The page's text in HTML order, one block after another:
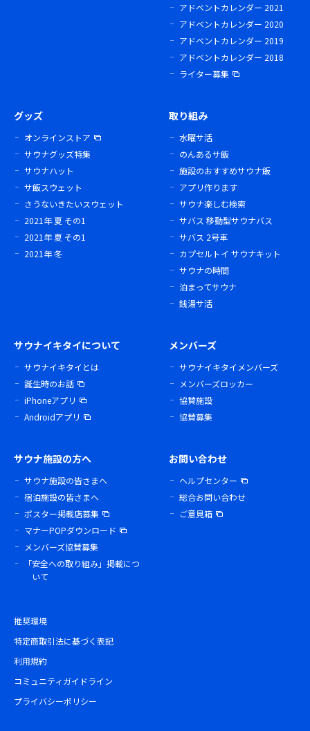
アドベントカレンダー 2021
アドベントカレンダー 2020
アドベントカレンダー 2019
アドベントカレンダー 2018
ライター募集
グッズ
オンラインストア
サウナグッズ特集
サウナハット
サ飯スウェット
さうないきたいスウェット
2021年 夏 その1
2021年 夏 その1
2021年 冬
取り組み
水曜サ活
のんあるサ飯
施設のおすすめサウナ飯
アプリ作ります
サウナ楽しむ検索
サバス 移動型サウナバス
サバス 2号車
カプセルトイ サウナキット
サウナの時間
泊まってサウナ
銭湯サ活
サウナイキタイについて
サウナイキタイとは
誕生時のお話
iPhoneアプリ
Androidアプリ
メンバーズ
サウナイキタイメンバーズ
メンバーズロッカー
協賛施設
協賛募集
サウナ施設の方へ
サウナ施設の皆さまへ
宿泊施設の皆さまへ
ポスター掲載店募集
マナーPOPダウンロード
メンバーズ協賛募集
「安全への取り組み」掲載につ
いて
お問い合わせ
ヘルプセンター
総合お問い合わせ
ご意見箱
推奨環境
特定商取引法に基づく表記
利用規約
コミュニティガイドライン
プライバシーポリシー